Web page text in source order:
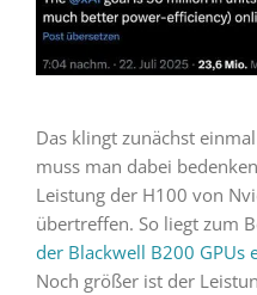
Das klingt zunächst
muss man dabei
Leistung der H100 von
übertreffen. So liegt zum
der Blackwell B200 GPUs
Noch größer ist der